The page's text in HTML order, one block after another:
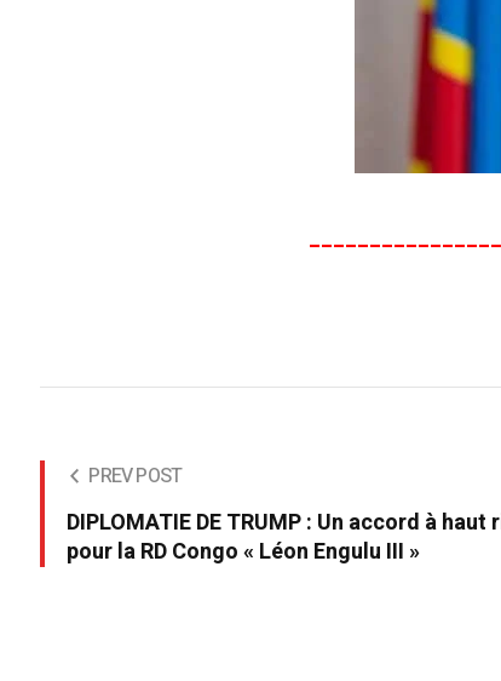
PREV POST
DIPLOMATIE DE TRUMP : Un accord à haut
pour la RD Congo « Léon Engulu III »